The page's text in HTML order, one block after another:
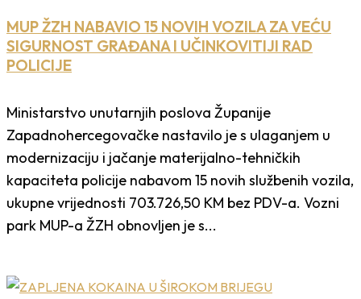
MUP ŽZH NABAVIO 15 NOVIH VOZILA ZA VEĆU
SIGURNOST GRAĐANA I UČINKOVITIJI RAD
POLICIJE
Ministarstvo unutarnjih poslova Županije
Zapadnohercegovačke nastavilo je s ulaganjem u
modernizaciju i jačanje materijalno-tehničkih
kapaciteta policije nabavom 15 novih službenih vozila,
ukupne vrijednosti 703.726,50 KM bez PDV-a. Vozni
park MUP-a ŽZH obnovljen je s...